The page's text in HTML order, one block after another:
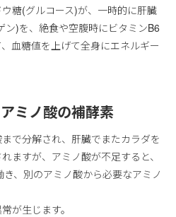
糖(グルコース)が、一時的に肝臓
ン)を、絶食や空腹時にビタミンB6
血糖値を上げて全身にエネルギー
ミノ酸の補酵素
で分解され、肝臓でまたカラダを
ますが、アミノ酸が不足すると、
、別のアミノ酸から必要なアミノ
が生じます。